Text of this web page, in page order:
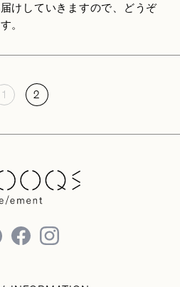
けしていきますので、どうぞ
。
1 2